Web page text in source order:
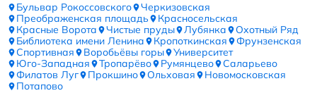
Бульвар Рокоссовского
Черкизовская
Преображенская площадь
Красносельская
Красные Ворота
Чистые пруды Лубянка
Охотный Ряд
Библиотека имени Ленина
Кропоткинская
Фрунзенская
Спортивная
Воробьёвы горы
Университет
Юго-Западная
Тропарёво Румянцево
Саларьево
Филатов Луг
Прокшино Ольховая
Новомосковская
Потапово